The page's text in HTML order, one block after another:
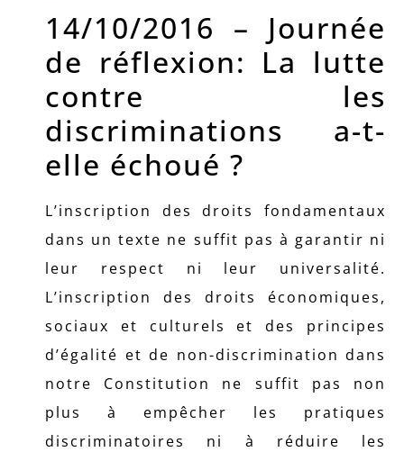
14/10/2016 – Journée
de réflexion: La lutte
contre les
discriminations a-t-
elle échoué ?
L’inscription des droits fondamentaux
dans un texte ne suffit pas à garantir ni
leur respect ni leur universalité.
L’inscription des droits économiques,
sociaux et culturels et des principes
d’égalité et de non-discrimination dans
notre Constitution ne suffit pas non
plus à empêcher les pratiques
discriminatoires ni à réduire les